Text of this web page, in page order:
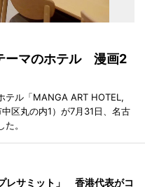
ーマのホテル 漫画2
テル「MANGA ART HOTEL,
区丸の内1）が7月31日、名古
。
レサミット」 香港代表がコ